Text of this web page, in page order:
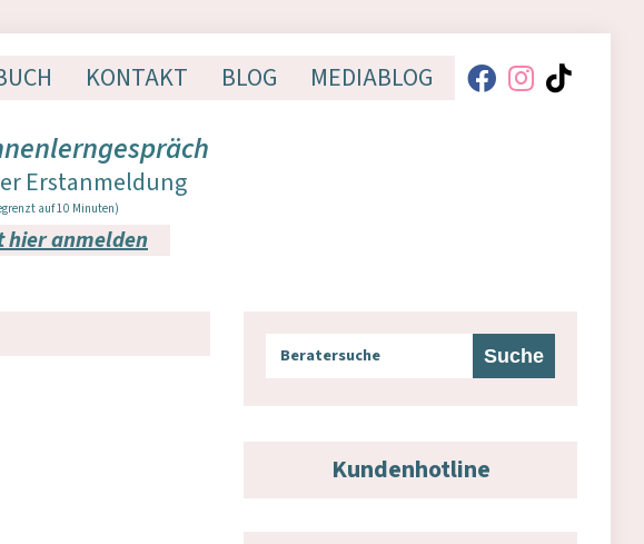
Erstanmeldung
auf 10 Minuten)
hier anmelden
KONTAKT BLOG MEDIABLOG
Kundenhotline